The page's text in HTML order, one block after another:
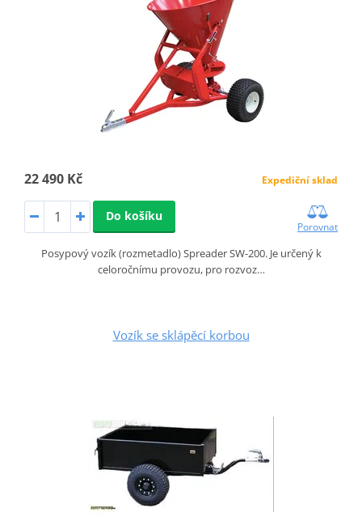
22 490 Kč Expediční sklad
Do košíku
Porovnat
Posypový vozík (rozmetadlo) Spreader SW-200. Je určený k
celoročnímu provozu, pro rozvoz…
Vozík se sklápěcí korbou